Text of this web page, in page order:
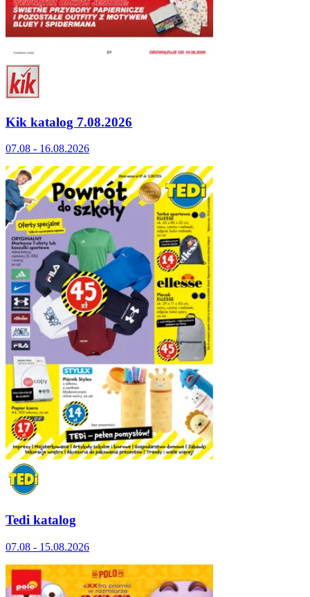
Kik katalog 7.08.2026
07.08 - 16.08.2026
Tedi katalog
07.08 - 15.08.2026